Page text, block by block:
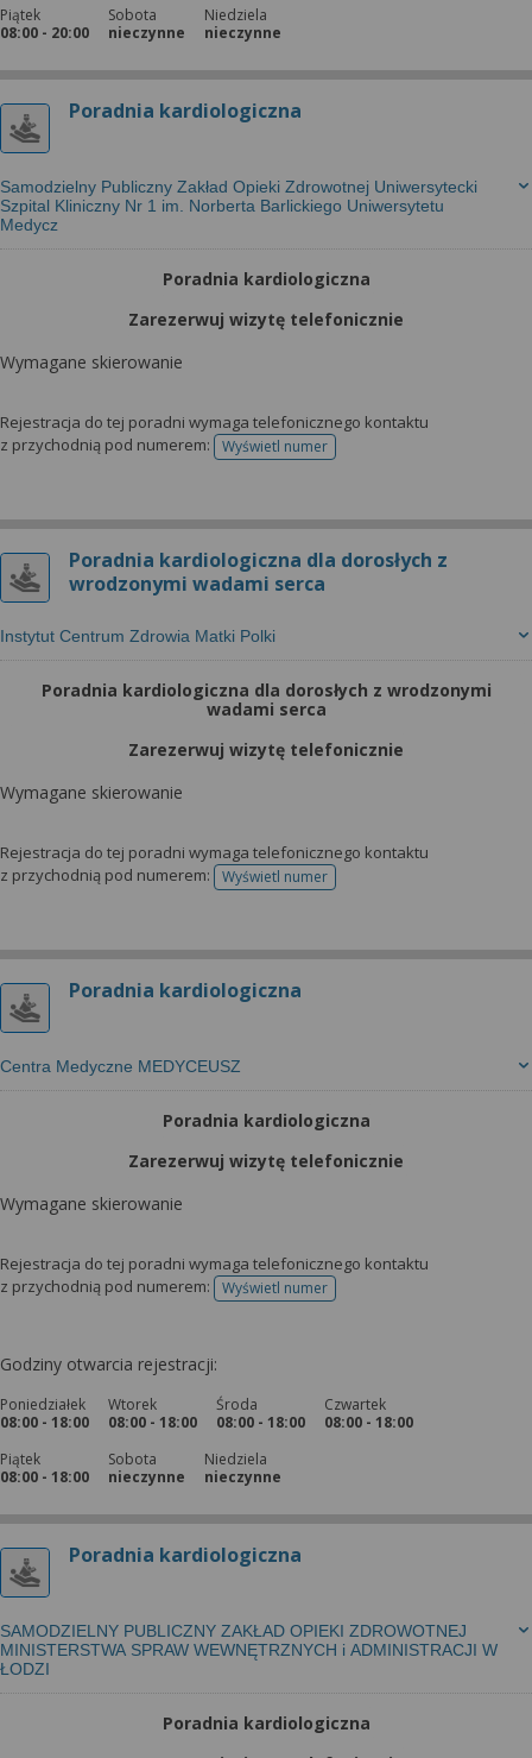
Piątek
08:00 - 20:00
Sobota
nieczynne
Niedziela
nieczynne
Poradnia kardiologiczna
Samodzielny Publiczny Zakład Opieki Zdrowotnej Uniwersytecki
Szpital Kliniczny Nr 1 im. Norberta Barlickiego Uniwersytetu
Medycz
Poradnia kardiologiczna
Zarezerwuj wizytę telefonicznie
Wymagane skierowanie
Rejestracja do tej poradni wymaga telefonicznego kontaktu
z przychodnią pod numerem:
Wyświetl numertelefonu do rejestracji
Poradnia kardiologiczna dla dorosłych z
wrodzonymi wadami serca
Instytut Centrum Zdrowia Matki Polki
Poradnia kardiologiczna dla dorosłych z wrodzonymi
wadami serca
Zarezerwuj wizytę telefonicznie
Wymagane skierowanie
Rejestracja do tej poradni wymaga telefonicznego kontaktu
z przychodnią pod numerem:
Wyświetl numertelefonu do rejestracji
Poradnia kardiologiczna
Centra Medyczne MEDYCEUSZ
Poradnia kardiologiczna
Zarezerwuj wizytę telefonicznie
Wymagane skierowanie
Rejestracja do tej poradni wymaga telefonicznego kontaktu
z przychodnią pod numerem:
Wyświetl numertelefonu do rejestracji
Godziny otwarcia rejestracji:
Poniedziałek
08:00 - 18:00
Wtorek
08:00 - 18:00
Środa
08:00 - 18:00
Czwartek
08:00 - 18:00
Piątek
08:00 - 18:00
Sobota
nieczynne
Niedziela
nieczynne
Poradnia kardiologiczna
SAMODZIELNY PUBLICZNY ZAKŁAD OPIEKI ZDROWOTNEJ
MINISTERSTWA SPRAW WEWNĘTRZNYCH i ADMINISTRACJI W
ŁODZI
Poradnia kardiologiczna